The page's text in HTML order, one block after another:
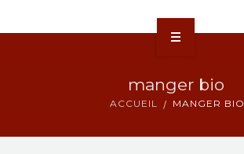
manger bio
ACCUEIL MANGER BIO